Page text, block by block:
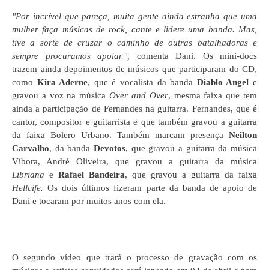
"Por incrível que pareça, muita gente ainda estranha que uma
mulher faça músicas de rock, cante e lidere uma banda. Mas,
tive a sorte de cruzar o caminho de outras batalhadoras e
sempre procuramos apoiar.", comenta Dani. Os mini-docs
trazem ainda depoimentos de músicos que participaram do CD,
como Kira Aderne, que é vocalista da banda Diablo Angel e
gravou a voz na músicaOver and Over, mesma faixa que tem
ainda a participação de Fernandes na guitarra. Fernandes, que é
cantor, compositor e guitarrista e que também gravou a guitarra
da faixa Bolero Urbano. Também marcam presença Neilton
Carvalho, da banda Devotos, que gravou a guitarra da música
Víbora, André Oliveira, que gravou a guitarra da música
Libriana e Rafael Bandeira, que gravou a guitarra da faixa
Hellcife. Os dois últimos fizeram parte da banda de apoio de
Dani e tocaram por muitos anos com ela.
O segundo vídeo que trará o processo de gravação com os